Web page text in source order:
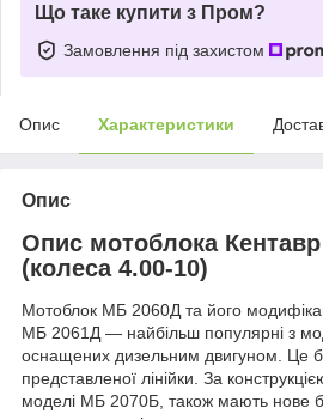
Що таке купити з Пром?
Замовлення під захистом
Опис Характеристики
Опис
Опис мотоблока
(колеса 4.00-10)
Мотоблок МБ 2060Д та його
МБ 2061Д — найбільш популярні з
оснащених дизельним двигуном. Це
представленої лінійки. За
моделі МБ 2070Б, також мають нове